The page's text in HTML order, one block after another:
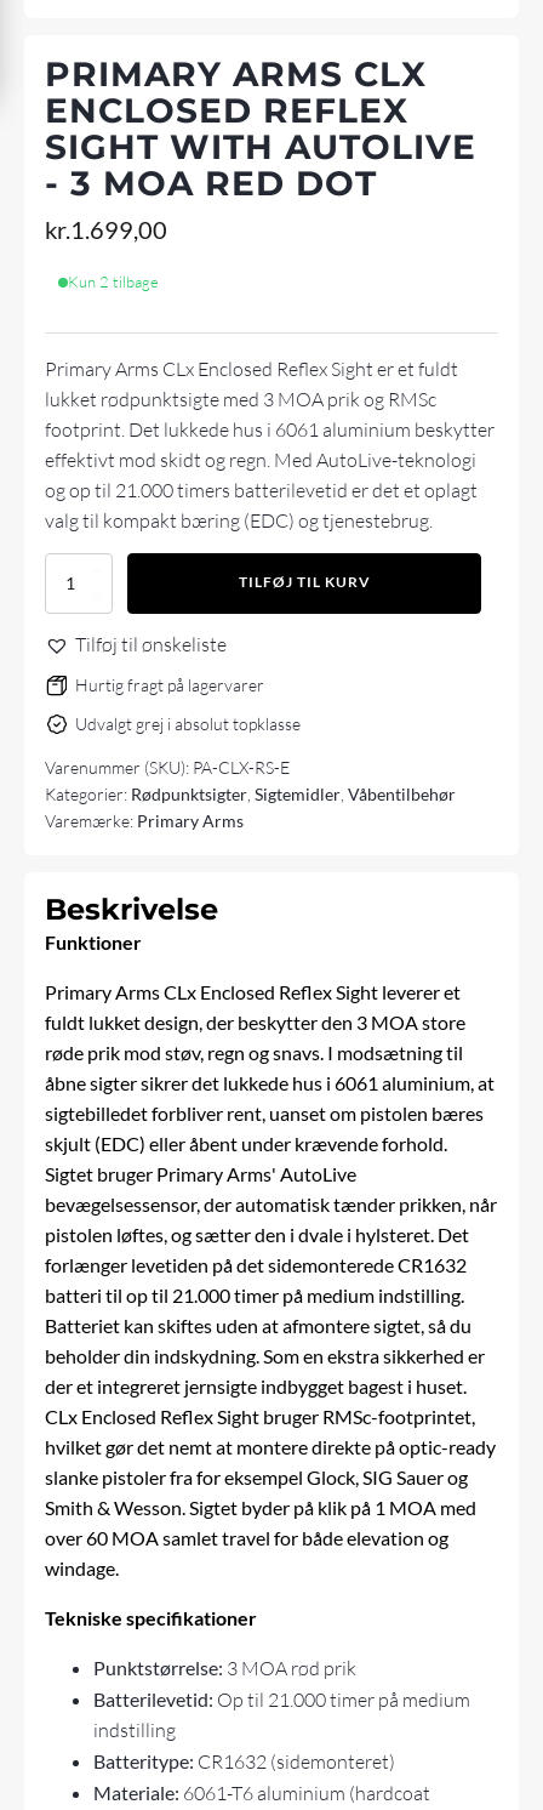
PRIMARY ARMS CLX
ENCLOSED REFLEX
SIGHT WITH AUTOLIVE
- 3 MOA RED DOT
kr.1.699,00
Kun 2 tilbage
Primary Arms CLx Enclosed Reflex Sight er et fuldt
lukket rødpunktsigte med 3 MOA prik og RMSc
footprint. Det lukkede hus i 6061 aluminium beskytter
effektivt mod skidt og regn. Med AutoLive-teknologi
og op til 21.000 timers batterilevetid er det et oplagt
valg til kompakt bæring (EDC) og tjenestebrug.
Primary
CLx
Enclosed
Sight
with
Autolive
-
MOA
Red
TILFØJ TIL KURV
Tilføj til ønskeliste
Hurtig fragt på lagervarer
Udvalgt grej i absolut topklasse
Varenummer (SKU): PA-CLX-RS-E
Kategorier: Rødpunktsigter ,Sigtemidler ,Våbentilbehør
Varemærke: Primary Arms
Beskrivelse
Funktioner
Primary Arms CLx Enclosed Reflex Sight leverer et
fuldt lukket design, der beskytter den 3 MOA store
røde prik mod støv, regn og snavs. I modsætning til
åbne sigter sikrer det lukkede hus i 6061 aluminium, at
sigtebilledet forbliver rent, uanset om pistolen bæres
skjult (EDC) eller åbent under krævende forhold.
Sigtet bruger Primary Arms' AutoLive
bevægelsessensor, der automatisk tænder prikken, når
pistolen løftes, og sætter den i dvale i hylsteret. Det
forlænger levetiden på det sidemonterede CR1632
batteri til op til 21.000 timer på medium indstilling.
Batteriet kan skiftes uden at afmontere sigtet, så du
beholder din indskydning. Som en ekstra sikkerhed er
der et integreret jernsigte indbygget bagest i huset.
CLx Enclosed Reflex Sight bruger RMSc-footprintet,
hvilket gør det nemt at montere direkte på optic-ready
slanke pistoler fra for eksempel Glock, SIG Sauer og
Smith & Wesson. Sigtet byder på klik på 1 MOA med
over 60 MOA samlet travel for både elevation og
windage.
Tekniske specifikationer
Punktstørrelse: 3 MOA rød prik
Batterilevetid: Op til 21.000 timer på medium
indstilling
Batteritype: CR1632 (sidemonteret)
Materiale: 6061-T6 aluminium (hardcoat